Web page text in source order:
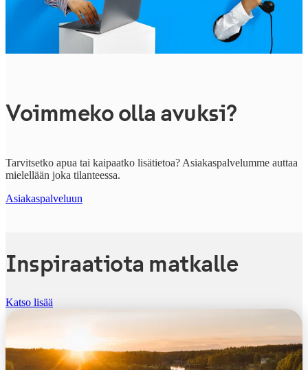
Voimmeko olla avuksi?
Tarvitsetko apua tai kaipaatko lisätietoa? Asiakaspalvelumme auttaa
mielellään joka tilanteessa.
Asiakaspalveluun
Inspiraatiota matkalle
Katso lisää